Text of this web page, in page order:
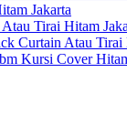
Jakarta
Tirai Hitam
Curtain Atau Tirai
Kursi Cover